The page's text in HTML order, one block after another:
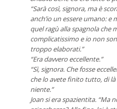
“Sarà così, signora, ma è
anch’io un essere umano:
quel ragù alla spagnola che
complicatissimo e io non
troppo elaborati.”
“Era davvero eccellente.”
“Sì, signora. Che fosse
che lo avete finito tutto, di
niente.”
Joan si era spazientita. “Ma